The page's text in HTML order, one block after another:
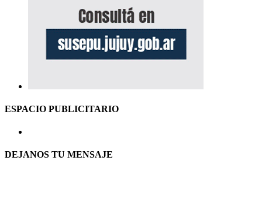
ESPACIO PUBLICITARIO
DEJANOS TU MENSAJE